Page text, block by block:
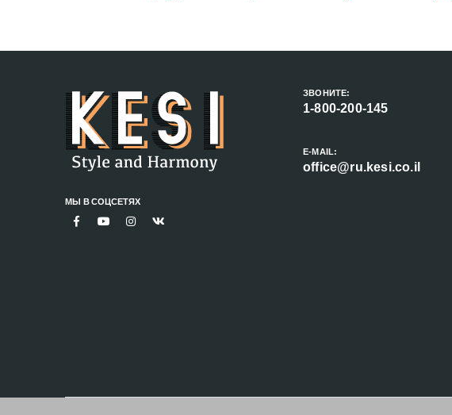
МЫ В СОЦСЕТЯХ
ЗВОНИТЕ:
1-800-200-145
E-MAIL:
office@ru.kesi.co.il